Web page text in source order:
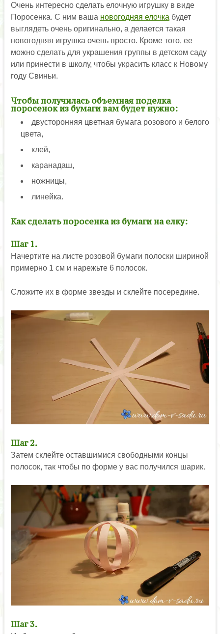
Очень интересно сделать елочную игрушку в виде
Поросенка. С ним ваша новогодняя елочка будет
выглядеть очень оригинально, а делается такая
новогодняя игрушка очень просто. Кроме того, ее
можно сделать для украшения группы в детском саду
или принести в школу, чтобы украсить класс к Новому
году Свиньи.
Чтобы получилась объемная поделка
поросенок из бумаги вам будет нужно:
двусторонняя цветная бумага розового и белого
цвета,
клей,
каранадаш,
ножницы,
линейка.
Как сделать поросенка из бумаги на елку:
Шаг 1.
Начертите на листе розовой бумаги полоски шириной
примерно 1 см и нарежьте 6 полосок.
Сложите их в форме звезды и склейте посередине.
Шаг 2.
Затем склейте оставшимися свободными концы
полосок, так чтобы по форме у вас получился шарик.
Шаг 3.